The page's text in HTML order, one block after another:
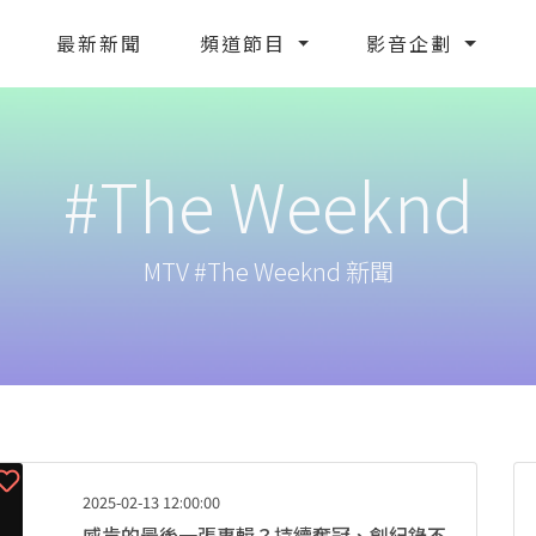
最新新聞 頻道節目 影音企劃
#The Weeknd
MTV #The Weeknd 新聞
2025-02-13 12:00:00